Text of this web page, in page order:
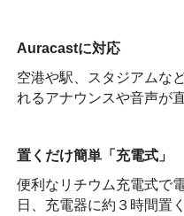
Auracastに対応
空港や駅、スタジアムな
れるアナウンスや音声が
置くだけ簡単「充電式」
便利なリチウム充電式で
日、充電器に約３時間置